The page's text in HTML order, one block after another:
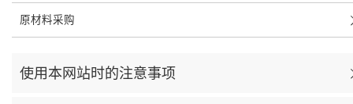
原材料采购
使用本网站时的注意事项